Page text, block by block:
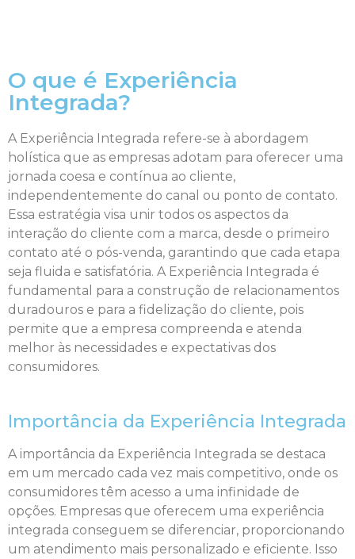
O que é Experiência
Integrada?
A Experiência Integrada refere-se à abordagem
holística que as empresas adotam para oferecer uma
jornada coesa e contínua ao cliente,
independentemente do canal ou ponto de contato.
Essa estratégia visa unir todos os aspectos da
interação do cliente com a marca, desde o primeiro
contato até o pós-venda, garantindo que cada etapa
seja fluida e satisfatória. A Experiência Integrada é
fundamental para a construção de relacionamentos
duradouros e para a fidelização do cliente, pois
permite que a empresa compreenda e atenda
melhor às necessidades e expectativas dos
consumidores.
Importância da Experiência Integrada
A importância da Experiência Integrada se destaca
em um mercado cada vez mais competitivo, onde os
consumidores têm acesso a uma infinidade de
opções. Empresas que oferecem uma experiência
integrada conseguem se diferenciar, proporcionando
um atendimento mais personalizado e eficiente. Isso